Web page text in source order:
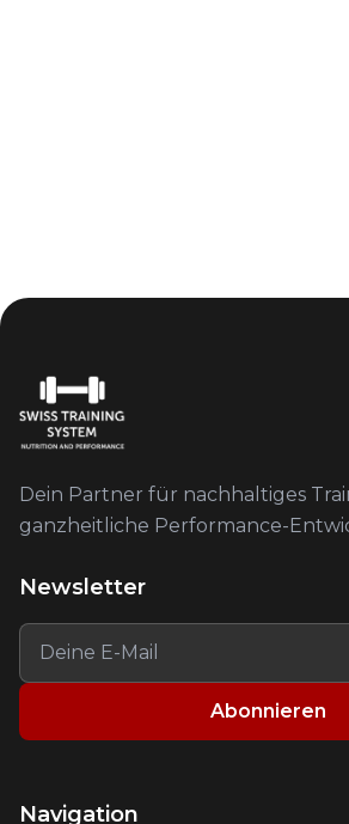
Dein Partner für nachhaltiges
ganzheitliche Performance-
Newsletter
Abonnieren
Navigation